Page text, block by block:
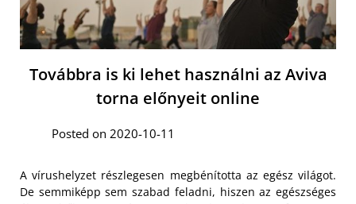
Továbbra is ki lehet használni az Aviva
torna előnyeit online
Posted on 2020-10-11
A vírushelyzet részlegesen megbénította az egész világot.
De semmiképp sem szabad feladni, hiszen az egészséges